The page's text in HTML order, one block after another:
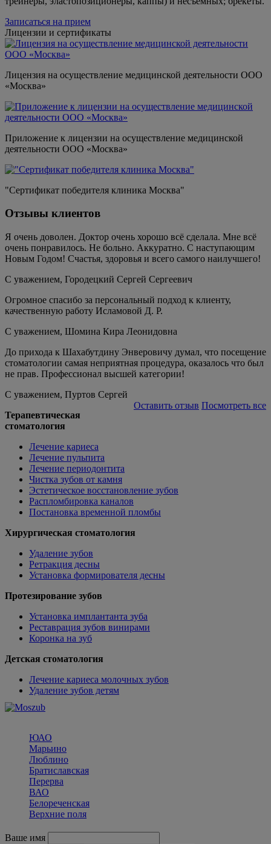
Записаться на прием
Лицензии и сертификаты
Лицензия на осуществление медицинской деятельности ООО
«Москва»
Приложение к лицензии на осуществление медицинской
деятельности ООО «Москва»
"Сертификат победителя клиника Москва"
Отзывы клиентов
Я очень доволен. Доктор очень хорошо всё сделала. Мне всё
очень понравилось. Не больно. Аккуратно. С наступающим
Новым Годом! Счастья, здоровья и всего самого наилучшего!
С уважением, Городецкий Сергей Сергеевич
Огромное спасибо за персональный подход к клиенту,
качественную работу Исламовой Д. Р.
С уважением, Шомина Кира Леонидовна
До прихода к Шахабутдину Энверовичу думал, что посещение
стоматологии самая неприятная процедура, оказалось что был
не прав. Профессионал высшей категории!
С уважением, Пуртов Сергей
Оставить отзыв Посмотреть все
Терапевтическая
стоматология
Лечение кариеса
Лечение пульпита
Лечение периодонтита
Чистка зубов от камня
Эстетическое восстановление зубов
Распломбировка каналов
Постановка временной пломбы
Хирургическая стоматология
Удаление зубов
Ретракция десны
Установка формирователя десны
Протезирование зубов
Установка имплантанта зуба
Реставрация зубов винирами
Коронка на зуб
Детская стоматология
Лечение кариеса молочных зубов
Удаление зубов детям
ЮАО
Марьино
Люблино
Братиславская
Перерва
ВАО
Белореченская
Верхние поля
Ваше имя